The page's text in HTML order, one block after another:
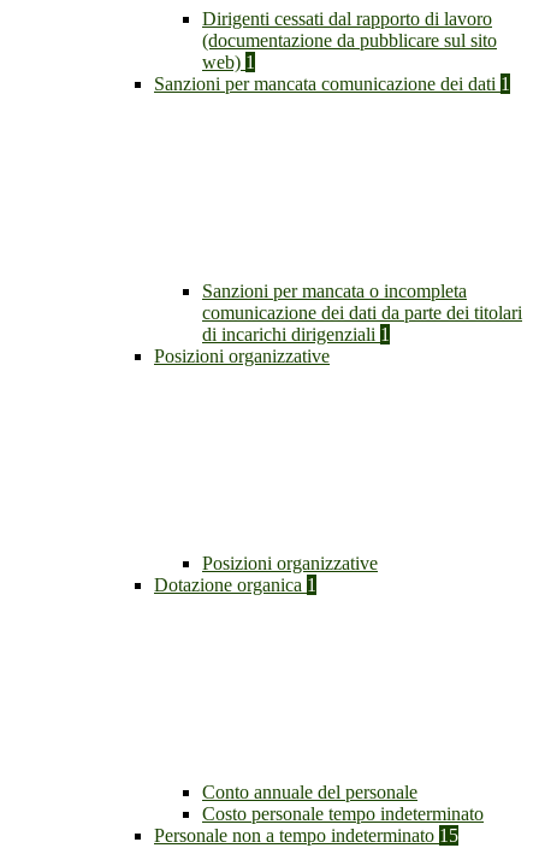
Dirigenti cessati dal rapporto di lavoro
(documentazione da pubblicare sul sito
web) 1
Sanzioni per mancata comunicazione dei dati 1
Sanzioni per mancata o incompleta
comunicazione dei dati da parte dei titolari
di incarichi dirigenziali 1
Posizioni organizzative
Posizioni organizzative
Dotazione organica 1
Conto annuale del personale
Costo personale tempo indeterminato
Personale non a tempo indeterminato 15